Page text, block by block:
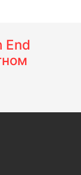
End